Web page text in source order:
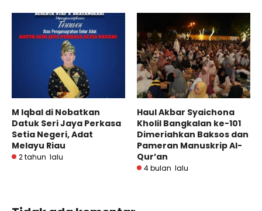
M Iqbal di Nobatkan
Datuk Seri Jaya Perkasa
Setia Negeri, Adat
Melayu Riau
2 tahun lalu
Haul Akbar Syaichona
Kholil Bangkalan ke-101
Dimeriahkan Baksos dan
Pameran Manuskrip Al-
Qur’an
4 bulan lalu